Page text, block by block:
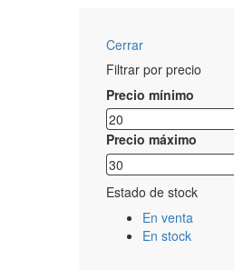
Cerrar
Filtrar por precio
Precio mínimo
Precio máximo
Estado de stock
En venta
En stock